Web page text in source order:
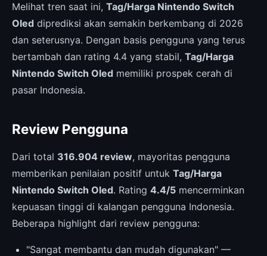
Melihat tren saat ini, Tag/Harga Nintendo Switch
Oled diprediksi akan semakin berkembang di 2026
dan seterusnya. Dengan basis pengguna yang terus
bertambah dan rating 4.4 yang stabil, Tag/Harga
Nintendo Switch Oled memiliki prospek cerah di
pasar Indonesia.
Review Pengguna
Dari total 316.904 review, mayoritas pengguna
memberikan penilaian positif untuk Tag/Harga
Nintendo Switch Oled. Rating 4.4/5 mencerminkan
kepuasan tinggi di kalangan pengguna Indonesia.
Beberapa highlight dari review pengguna:
"Sangat membantu dan mudah digunakan" —